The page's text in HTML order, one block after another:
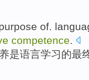
of.
competence.
是语言学习的最